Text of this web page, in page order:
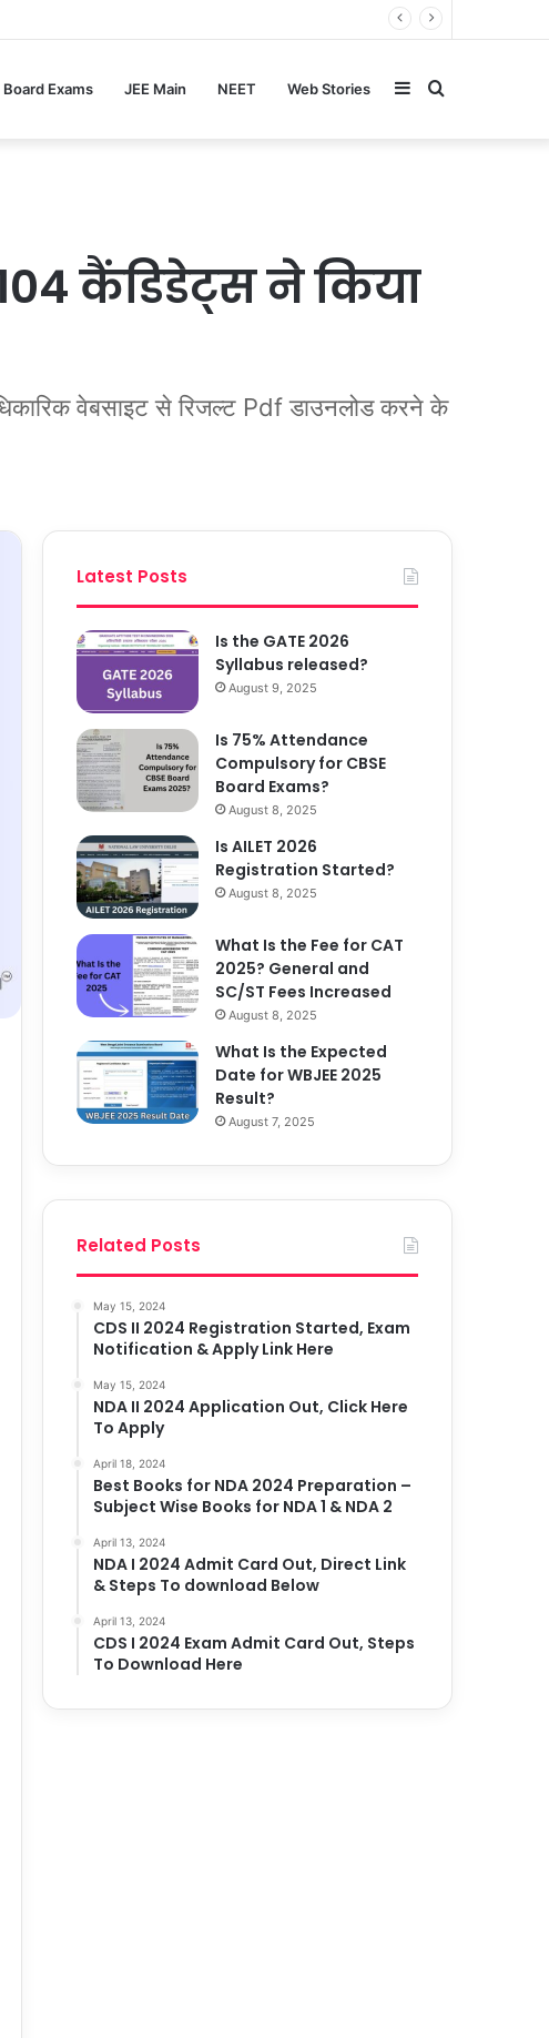
Board Exams JEE Main NEET Web Stories Search
Sidebar
कैंडिडेट्स ने किया
वेबसाइट से रिजल्ट Pdf डाउनलोड करने के
Latest Posts
Is the GATE 2026
Syllabus released?
August 9, 2025
Is 75% Attendance
Compulsory for CBSE
Board Exams?
August 8, 2025
Is AILET 2026
Registration Started?
August 8, 2025
What Is the Fee for CAT
2025? General and
SC/ST Fees Increased
August 8, 2025
What Is the Expected
Date for WBJEE 2025
Result?
August 7, 2025
Related Posts
May 15, 2024
CDS II 2024 Registration Started, Exam
Notification & Apply Link Here
May 15, 2024
NDA II 2024 Application Out, Click Here
To Apply
April 18, 2024
Best Books for NDA 2024 Preparation –
Subject Wise Books for NDA 1 & NDA 2
April 13, 2024
NDA I 2024 Admit Card Out, Direct Link
& Steps To download Below
April 13, 2024
CDS I 2024 Exam Admit Card Out, Steps
To Download Here